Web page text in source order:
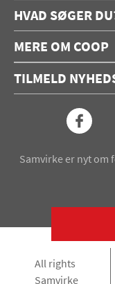
HVAD SØGER
Forside
Opskrifter
Konkurrencer
MERE OM COOP
Annoncering
Coop medlem
TILMELD
Samvirke er nyt om
All rights
Samvirke